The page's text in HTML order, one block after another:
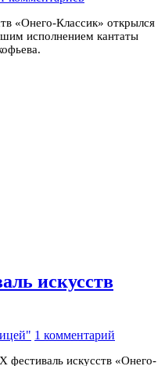
«Онего-Классик» открылся
исполнением кантаты
искусств
1 комментарий
фестиваль искусств «Онего-